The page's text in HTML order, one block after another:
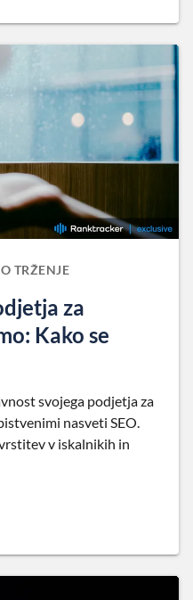
TRŽENJE
za
Kako se
svojega podjetja za
nasveti SEO.
v iskalnikih in